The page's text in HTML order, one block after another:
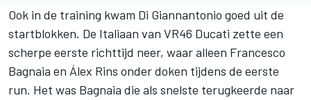
Ook in de training kwam Di Giannantonio goed uit de
startblokken. De Italiaan van VR46 Ducati zette een
scherpe eerste richttijd neer, waar alleen Francesco
Bagnaia en Álex Rins onder doken tijdens de eerste
run. Het was Bagnaia die als snelste terugkeerde naar